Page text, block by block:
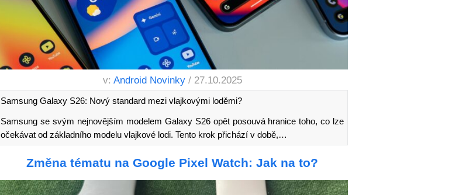
v: Android Novinky / 27.10.2025
Samsung Galaxy S26: Nový standard mezi vlajkovými loděmi?
Samsung se svým nejnovějším modelem Galaxy S26 opět posouvá hranice toho, co lze
očekávat od základního modelu vlajkové lodi. Tento krok přichází v době,…
Změna tématu na Google Pixel Watch: Jak na to?